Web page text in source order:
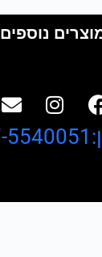
נוספים